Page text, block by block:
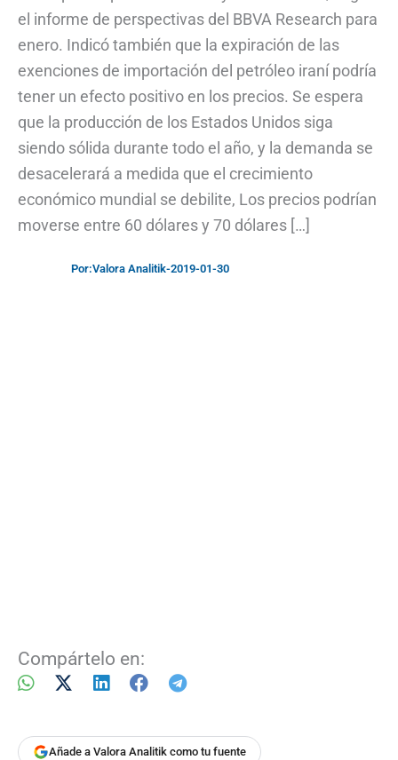
el informe de perspectivas del BBVA Research para
enero. Indicó también que la expiración de las
exenciones de importación del petróleo iraní podría
tener un efecto positivo en los precios. Se espera
que la producción de los Estados Unidos siga
siendo sólida durante todo el año, y la demanda se
desacelerará a medida que el crecimiento
económico mundial se debilite, Los precios podrían
moverse entre 60 dólares y 70 dólares […]
Por:Valora Analitik-2019-01-30
Compártelo en:
Añade a Valora Analitik como tu fuente